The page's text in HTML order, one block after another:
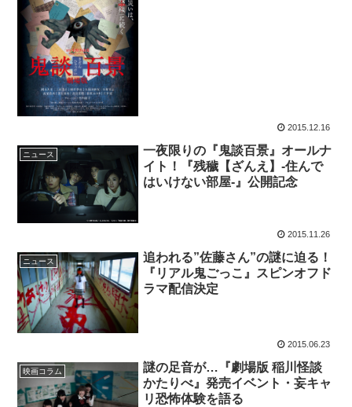
2015.12.16
ニュース
一夜限りの『鬼談百景』オールナ
イト！『残穢【ざんえ】-住んで
はいけない部屋-』公開記念
2015.11.26
ニュース
追われる”佐藤さん”の謎に迫る！
『リアル鬼ごっこ』スピンオフド
ラマ配信決定
2015.06.23
映画コラム
謎の足音が…『劇場版 稲川怪談
かたりべ』発売イベント・妄キャ
リ恐怖体験を語る